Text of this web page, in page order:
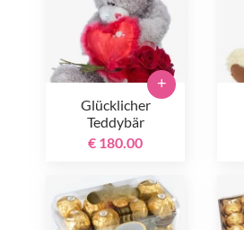
Glücklicher
Teddybär
€ 180.00
+